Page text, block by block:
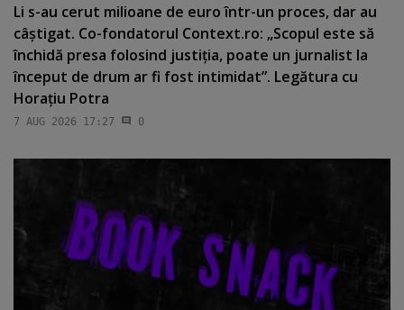
Li s-au cerut milioane de euro într-un proces, dar au
câştigat. Co-fondatorul Context.ro: „Scopul este să
închidă presa folosind justiţia, poate un jurnalist la
început de drum ar fi fost intimidat”. Legătura cu
Horaţiu Potra
7 AUG 2026 17:27 0